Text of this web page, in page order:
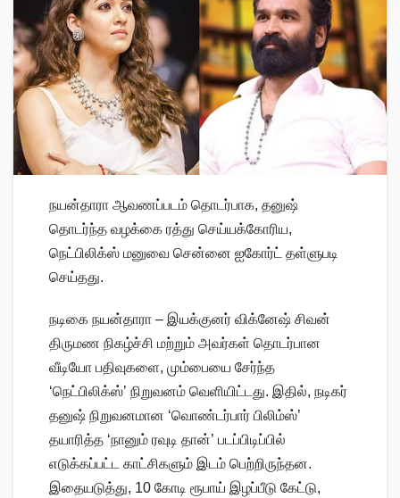
நயன்தாரா ஆவணப்படம் தொடர்பாக, தனுஷ்
தொடர்ந்த வழக்கை ரத்து செய்யக்கோரிய,
நெட்பிலிக்ஸ் மனுவை சென்னை ஐகோர்ட் தள்ளுபடி
செய்தது.
நடிகை நயன்தாரா – இயக்குனர் விக்னேஷ் சிவன்
திருமண நிகழ்ச்சி மற்றும் அவர்கள் தொடர்பான
வீடியோ பதிவுகளை, மும்பையை சேர்ந்த
‘நெட்பிலிக்ஸ்’ நிறுவனம் வெளியிட்டது. இதில், நடிகர்
தனுஷ் நிறுவனமான ‘வொண்டர்பார் பிலிம்ஸ்’
தயாரித்த ‘நானும் ரவுடி தான்’ படப்பிடிப்பில்
எடுக்கப்பட்ட காட்சிகளும் இடம் பெற்றிருந்தன.
இதையடுத்து, 10 கோடி ரூபாய் இழப்பீடு கேட்டு,